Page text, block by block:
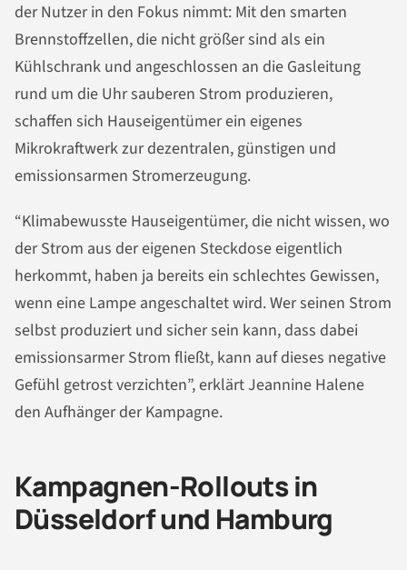
der Nutzer in den Fokus nimmt: Mit den smarten
Brennstoffzellen, die nicht größer sind als ein
Kühlschrank und angeschlossen an die Gasleitung
rund um die Uhr sauberen Strom produzieren,
schaffen sich Hauseigentümer ein eigenes
Mikrokraftwerk zur dezentralen, günstigen und
emissionsarmen Stromerzeugung.
“Klimabewusste Hauseigentümer, die nicht wissen, wo
der Strom aus der eigenen Steckdose eigentlich
herkommt, haben ja bereits ein schlechtes Gewissen,
wenn eine Lampe angeschaltet wird. Wer seinen Strom
selbst produziert und sicher sein kann, dass dabei
emissionsarmer Strom fließt, kann auf dieses negative
Gefühl getrost verzichten”, erklärt Jeannine Halene
den Aufhänger der Kampagne.
Kampagnen-Rollouts in
Düsseldorf und Hamburg